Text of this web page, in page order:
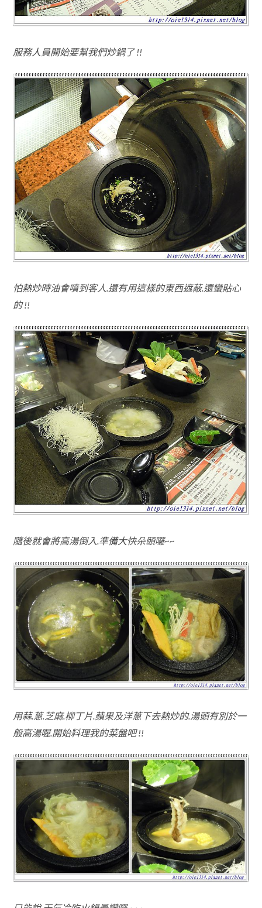
服務人員開始要幫我們炒鍋了 !!
怕熱炒時油會噴到客人.還有用這樣的東西遮蔽.還蠻貼心
的 !!
隨後就會將高湯倒入.準備大快朵頤囉~~
用蒜.蔥.芝麻.柳丁片.蘋果及洋蔥下去熱炒的.湯頭有別於一
般高湯喔.開始料理我的菜盤吧 !!